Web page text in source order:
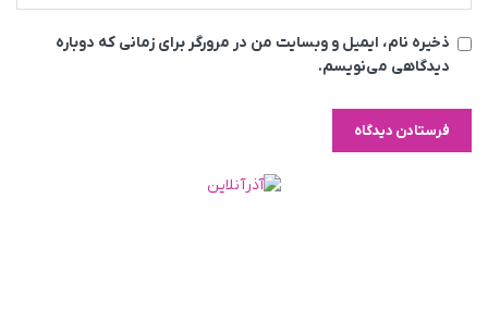
ذخیره نام، ایمیل و وبسایت من در مرورگر برای زمانی که دوباره
دیدگاهی می‌نویسم.